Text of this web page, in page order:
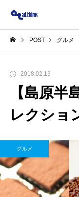
POST グルメ
2018.02.13
【島原半
レクショ
グルメ